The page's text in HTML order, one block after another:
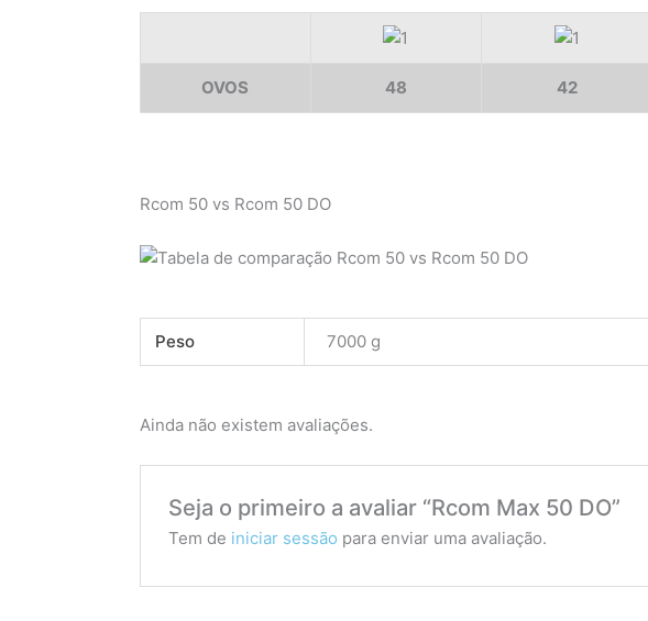
OVOS 48 42
Rcom 50 vs Rcom 50 DO
Peso 7000 g
Ainda não existem avaliações.
Seja o primeiro a avaliar “Rcom Max 50 DO”
Tem de iniciar sessão para enviar uma avaliação.